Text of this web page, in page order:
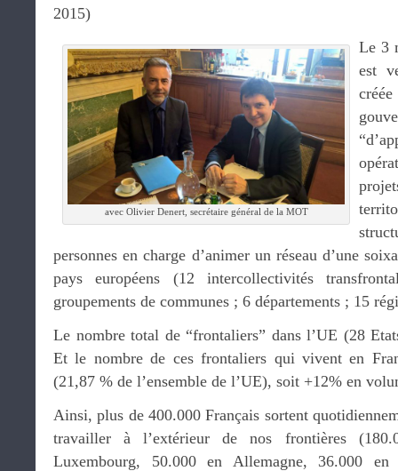
2015)
avec Olivier Denert, secrétaire général de la MOT
Le 3
est
personnes en charge d’animer un réseau d’une
pays européens (12 intercollectivités
groupements de communes ; 6 départements ; 15
Le nombre total de “frontaliers” dans l’UE (28
Et le nombre de ces frontaliers qui vivent en
(21,87 % de l’ensemble de l’UE), soit +12% en
Ainsi, plus de 400.000 Français sortent
travailler à l’extérieur de nos frontières
Luxembourg, 50.000 en Allemagne, 36.000